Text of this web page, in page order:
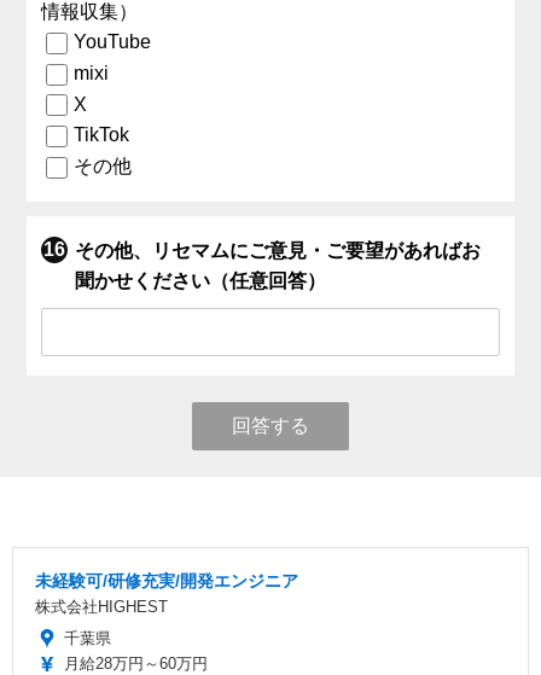
情報収集）
YouTube
mixi
X
TikTok
その他
その他、リセマムにご意見・ご要望があればお
聞かせください（任意回答）
回答する
未経験可/研修充実/開発エンジニア
株式会社HIGHEST
千葉県
月給28万円～60万円